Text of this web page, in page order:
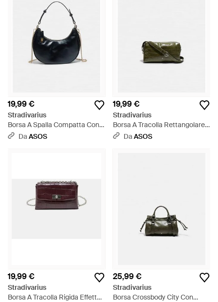
19,99 €
Stradivarius
Borsa A Spalla Compatta Con
Catenina Nera - Nero
DaASOS
19,99 €
Stradivarius
Borsa A Tracolla Rettangolare
Effetto Coccodrillo Color Kaki -
DaASOS
19,99 €
Stradivarius
Borsa A Tracolla Rigida Effetto
25,99 €
Stradivarius
Borsa Crossbody City Con